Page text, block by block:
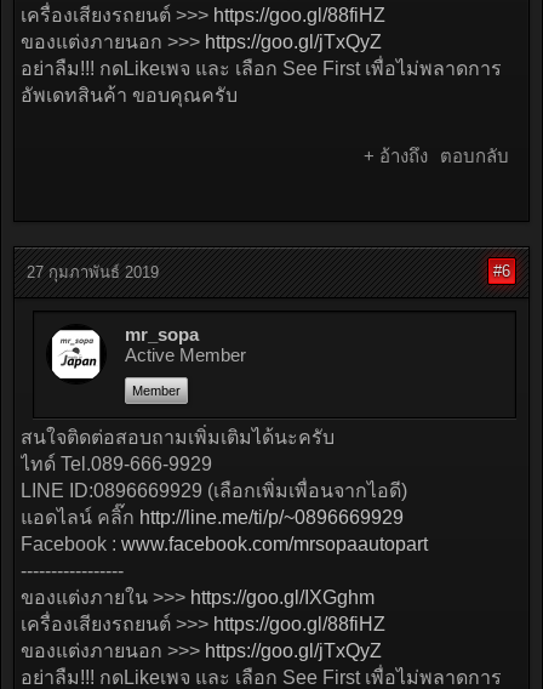
เครื่องเสียงรถยนต์ >>> https://goo.gl/88fiHZ
ของแต่งภายนอก >>> https://goo.gl/jTxQyZ
อย่าลืม!!! กดLikeเพจ และ เลือก See First เพื่อไม่พลาดการ
อัพเดทสินค้า ขอบคุณครับ
+ อ้างถึง ตอบกลับ
27 กุมภาพันธ์ 2019 #6
mr_sopa
Active Member
Member
สนใจติดต่อสอบถามเพิ่มเติมได้นะครับ
ไทด์ Tel.089-666-9929
LINE ID:0896669929 (เลือกเพิ่มเพื่อนจากไอดี)
แอดไลน์ คลิ๊ก http://line.me/ti/p/~0896669929
Facebook : www.facebook.com/mrsopaautopart
-----------------
ของแต่งภายใน >>> https://goo.gl/IXGghm
เครื่องเสียงรถยนต์ >>> https://goo.gl/88fiHZ
ของแต่งภายนอก >>> https://goo.gl/jTxQyZ
อย่าลืม!!! กดLikeเพจ และ เลือก See First เพื่อไม่พลาดการ